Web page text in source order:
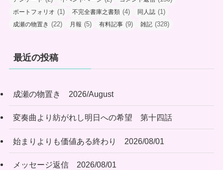
ポートフォリオ (1) 不完全書庫之書類 (4) 同人誌 (1)
成瀬の物置き (22) 月報 (5) 有料記事 (9) 雑記 (328)
最近の投稿
成瀬の物置き 2026/August
変奏曲より紡がれし明日への希望 第十四話
始まりよりも価値ある終わり 2026/08/01
メッセージ返信 2026/08/01